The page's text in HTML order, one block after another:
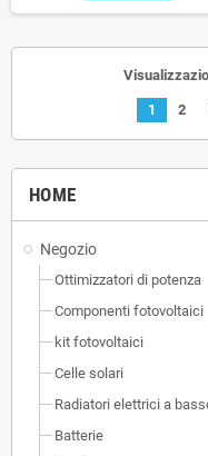
HOME
Negozio
Ottimizzatori di potenza
Componenti fotovoltaici
kit fotovoltaici
Celle solari
Radiatori elettrici a
Batterie
1 2